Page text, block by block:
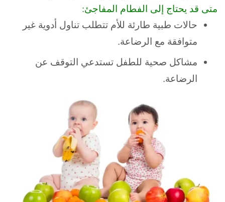
متى قد يحتاج إلى الفطام المفاجئ:
حالات طبية طارئة للأم تتطلب تناول أدوية غير
متوافقة مع الرضاعة.
مشاكل صحية للطفل تستدعي التوقف عن
الرضاعة.